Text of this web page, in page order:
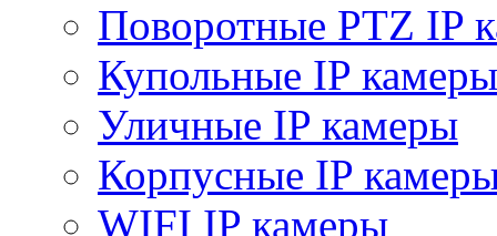
Поворотные PTZ IP
Купольные IP камеры
Уличные IP камеры
Корпусные IP
WIFI IP камеры